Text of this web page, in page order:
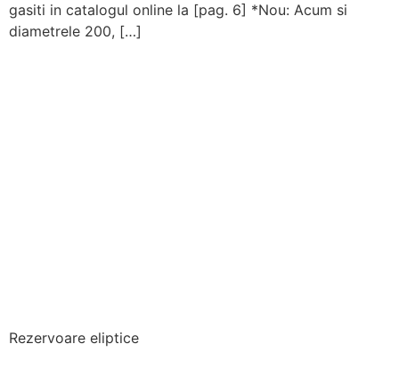
gasiti in catalogul online la [pag. 6] *Nou: Acum si
diametrele 200, […]
Rezervoare eliptice